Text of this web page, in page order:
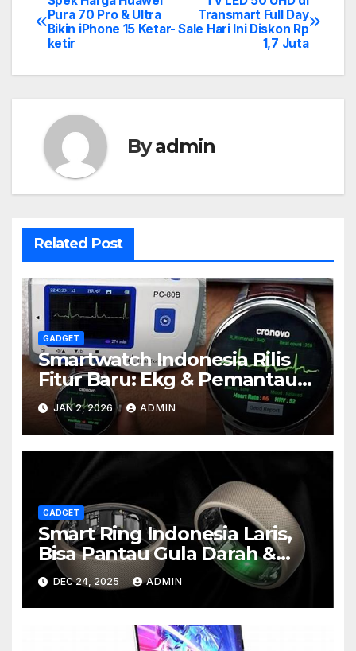
Post
navigation
Transmart Full Day
Sale Hari Ini Diskon Rp
1,7 Juta
Pura 70 Pro & Ultra
Bikin iPhone 15 Ketar-
ketir
Byadmin
Related Post
GADGET
Smartwatch Indonesia Rilis
Fitur Baru: Ekg & Pemantau
Stress Real-time
JAN 2, 2026 ADMIN
GADGET
Smart Ring Indonesia Laris,
Bisa Pantau Gula Darah &
Tekanan
DEC 24, 2025 ADMIN